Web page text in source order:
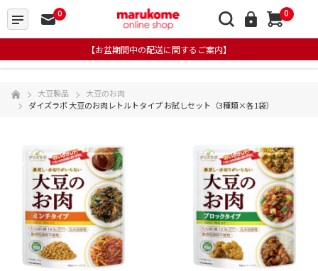
0 0
【お盆期間中の配送に関するご案内】
大豆製品
大豆のお肉
ダイズラボ 大豆のお肉レトルトタイプ お試しセット（3種類×各1袋）